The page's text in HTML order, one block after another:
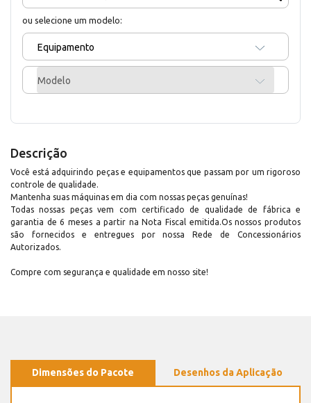
ou selecione um modelo:
Equipamento
Modelo
Descrição
Você está adquirindo peças e equipamentos que passam por um rigoroso
controle de qualidade.
Mantenha suas máquinas em dia com nossas peças genuínas!
Todas nossas peças vem com certificado de qualidade de fábrica e
garantia de 6 meses a partir na Nota Fiscal emitida.Os nossos produtos
são fornecidos e entregues por nossa Rede de Concessionários
Autorizados.
Compre com segurança e qualidade em nosso site!
Dimensões do Pacote Desenhos da Aplicação